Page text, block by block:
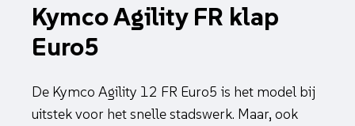
Kymco Agility FR klap
Euro5
De Kymco Agility 12 FR Euro5 is het model bij
uitstek voor het snelle stadswerk. Maar, ook